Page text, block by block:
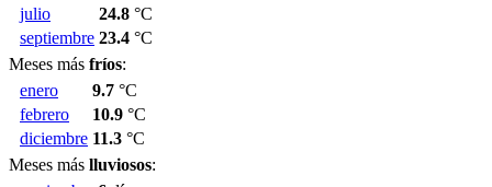
julio
24.8 °C
septiembre 23.4 °C
Meses más fríos:
enero
9.7 °C
febrero
10.9 °C
diciembre 11.3 °C
Meses más lluviosos: